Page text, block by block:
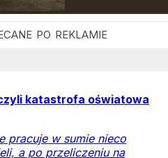
katastrofa oświatowa
pracuje w sumie nieco
a po przeliczeniu na